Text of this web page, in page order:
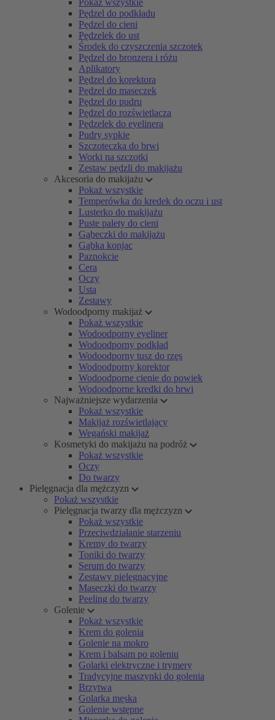
Pokaż wszystkie
Pędzel do podkładu
Pędzel do cieni
Pędzelek do ust
Środek do czyszczenia szczotek
Pędzel do bronzera i różu
Aplikatory
Pędzel do korektora
Pędzel do maseczek
Pędzel do pudru
Pędzel do rozświetlacza
Pędzelek do eyelinera
Pudry sypkie
Szczoteczka do brwi
Worki na szczotki
Zestaw pędzli do makijażu
Akcesoria do makijażu
Pokaż wszystkie
Temperówka do kredek do oczu i ust
Lusterko do makijażu
Puste palety do cieni
Gąbeczki do makijażu
Gąbka konjac
Paznokcie
Cera
Oczy
Usta
Zestawy
Wodoodporny makijaż
Pokaż wszystkie
Wodoodporny eyeliner
Wodoodporny podkład
Wodoodporny tusz do rzęs
Wodoodporny korektor
Wodoodporne cienie do powiek
Wodoodporne kredki do brwi
Najważniejsze wydarzenia
Pokaż wszystkie
Makijaż rozświetlający
Wegański makijaż
Kosmetyki do makijażu na podróż
Pokaż wszystkie
Oczy
Do twarzy
Pielęgnacja dla mężczyzn
Pokaż wszystkie
Pielęgnacja twarzy dla mężczyzn
Pokaż wszystkie
Przeciwdziałanie starzeniu
Kremy do twarzy
Toniki do twarzy
Serum do twarzy
Zestawy pielęgnacyjne
Maseczki do twarzy
Peeling do twarzy
Golenie
Pokaż wszystkie
Krem do golenia
Golenie na mokro
Krem i balsam po goleniu
Golarki elektryczne i trymery
Tradycyjne maszynki do golenia
Brzytwa
Golarka męska
Golenie wstępne